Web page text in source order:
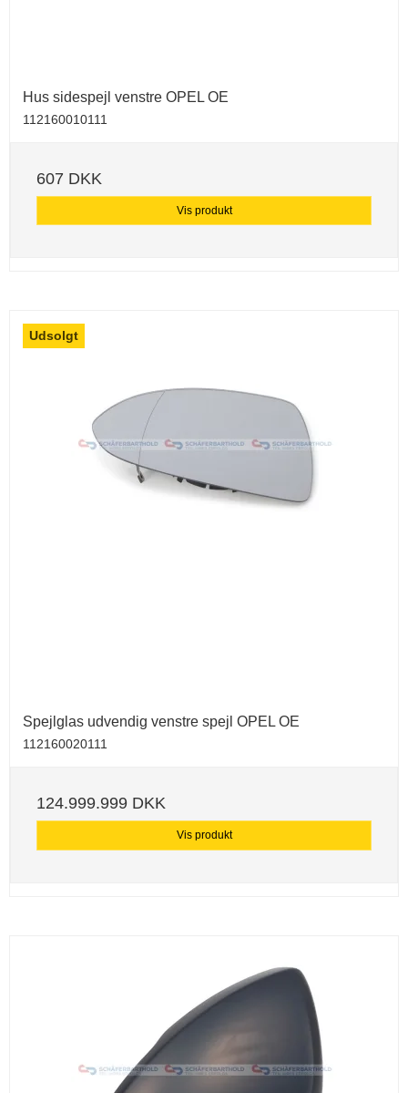
Hus sidespejl venstre OPEL OE
112160010111
607 DKK
Vis produkt
Udsolgt
Spejlglas udvendig venstre spejl OPEL OE
112160020111
124.999.999 DKK
Vis produkt